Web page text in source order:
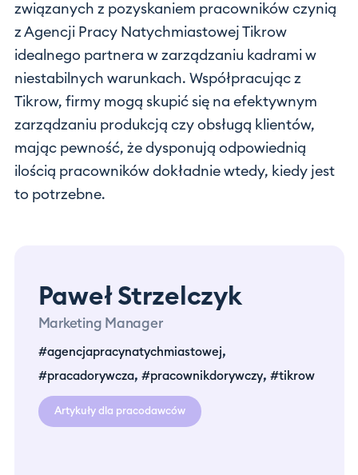
związanych z pozyskaniem pracowników czynią
z Agencji Pracy Natychmiastowej Tikrow
idealnego partnera w zarządzaniu kadrami w
niestabilnych warunkach. Współpracując z
Tikrow, firmy mogą skupić się na efektywnym
zarządzaniu produkcją czy obsługą klientów,
mając pewność, że dysponują odpowiednią
ilością pracowników dokładnie wtedy, kiedy jest
to potrzebne.
Paweł Strzelczyk
Marketing Manager
#agencjapracynatychmiastowej,
#pracadorywcza, #pracownikdorywczy, #tikrow
Artykuły dla pracodawców